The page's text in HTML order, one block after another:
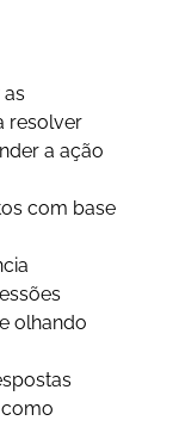
resolver
a ação
com base
olhando